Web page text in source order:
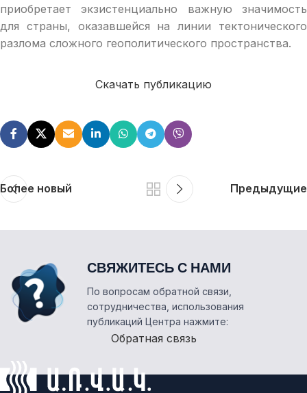
приобретает экзистенциально важную значимость
для страны, оказавшейся на линии тектонического
разлома сложного геополитического пространства.
Скачать публикацию
Более новый Предыдущие
СВЯЖИТЕСЬ С НАМИ
По вопросам обратной связи,
сотрудничества, использования
публикаций Центра нажмите:
Обратная связь